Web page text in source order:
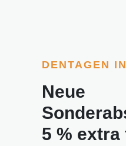
DENTAGEN
Neue
5 % extra